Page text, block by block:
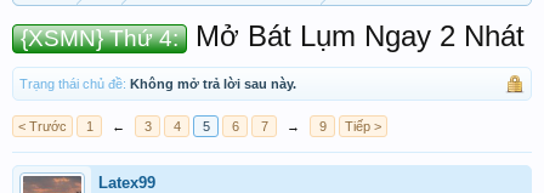
{XSMN} Thứ 4: Mở Bát Lụm Ngay 2 Nhát
Trạng thái chủ đề: Không mở trả lời sau này.
< Trước 1 ← 3 4 5 6 7 → 9 Tiếp >
Latex99